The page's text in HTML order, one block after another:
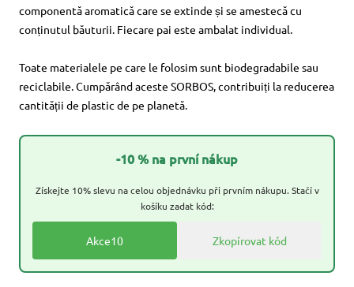
componentă aromatică care se extinde și se amestecă cu
conținutul băuturii. Fiecare pai este ambalat individual.
Toate materialele pe care le folosim sunt biodegradabile sau
reciclabile. Cumpărând aceste SORBOS, contribuiți la reducerea
cantității de plastic de pe planetă.
-10 % na první nákup
Získejte 10% slevu na celou objednávku při prvním nákupu. Stačí v
košíku zadat kód:
Akce10 Zkopírovat kód